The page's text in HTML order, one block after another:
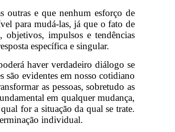
outras e que nenhum esforço de
para mudá-las, já que o fato de
objetivos, impulsos e tendências
específica e singular.
haver verdadeiro diálogo se
são evidentes em nosso cotidiano
as pessoas, sobretudo as
em qualquer mudança,
for a situação da qual se trate.
individual.